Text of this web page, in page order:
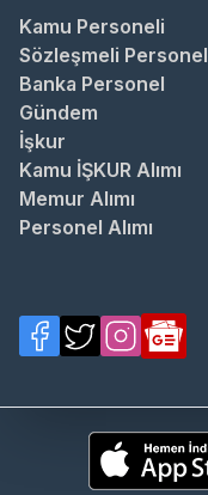
Kamu Personeli
Sözleşmeli Personel
Banka Personel
Gündem
İşkur
Kamu İŞKUR Alımı
Memur Alımı
Personel Alımı